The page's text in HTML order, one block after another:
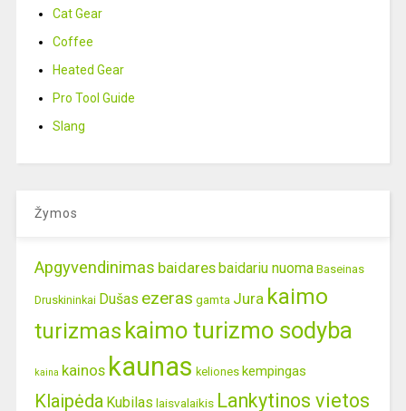
Cat Gear
Coffee
Heated Gear
Pro Tool Guide
Slang
Žymos
Apgyvendinimas baidares baidariu nuoma Baseinas
Druskininkai Dušas ezeras gamta Jura kaimo
turizmas kaimo turizmo sodyba
kaina kainos kaunas keliones kempingas
Klaipėda Kubilas laisvalaikis Lankytinos vietos